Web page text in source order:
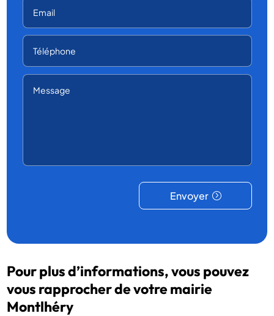
Envoyer
Pour plus d’informations, vous pouvez
vous rapprocher de votre mairie
Montlhéry